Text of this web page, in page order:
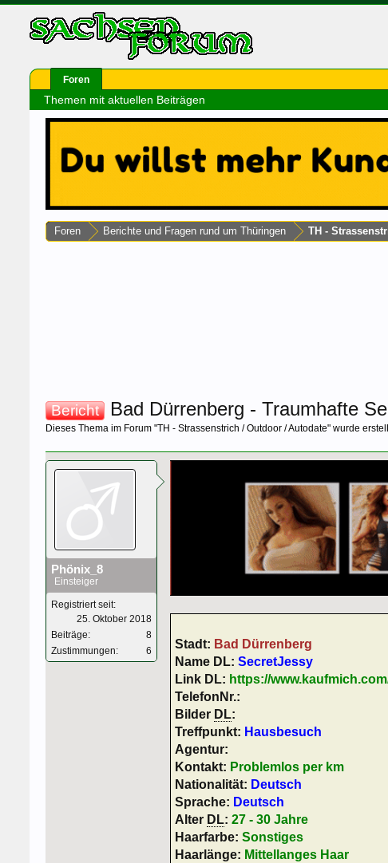
Foren Berichte und Fragen rund um Thüringen TH -
Bericht Bad Dürrenberg - Traumhafte
Dieses Thema im Forum "TH - Strassenstrich / Outdoor / Autodate" wurde
Phönix_8
Einsteiger
Registriert seit:
25. Oktober 2018
Beiträge:
8
Zustimmungen:
6 Stadt: Bad Dürrenberg
Name DL: SecretJessy
Link DL: https://
TelefonNr.:
Bilder DL:
Treffpunkt: Hausbesuch
Agentur:
Kontakt: Problemlos per km
Nationalität: Deutsch
Sprache: Deutsch
Alter DL: 27 - 30 Jahre
Haarfarbe: Sonstiges
Haarlänge: Mittellanges Haar
Foren
Themen mit aktuellen Beiträgen